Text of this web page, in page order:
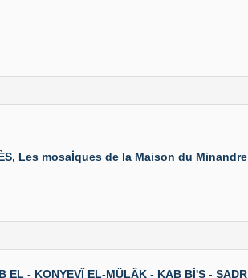
Les mosaİques de la Maison du
EL - KONYEVÎ EL-MÜLÂK - KAB Bİ'S -